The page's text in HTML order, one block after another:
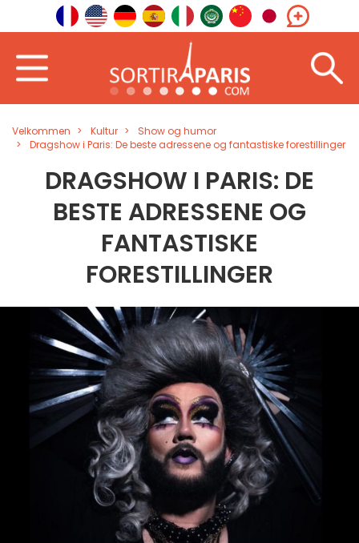
Velkommen Kultur
Show og humor
Dragshow i Paris: De beste adressene og fantastiske forestillinger
DRAGSHOW I PARIS: DE
BESTE ADRESSENE OG
FANTASTISKE
FORESTILLINGER